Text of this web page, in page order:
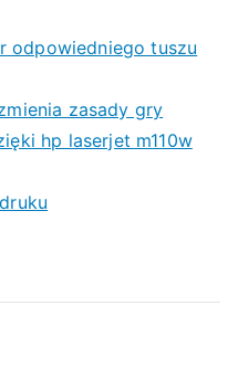
odpowiedniego tuszu
zasady gry
hp laserjet m110w